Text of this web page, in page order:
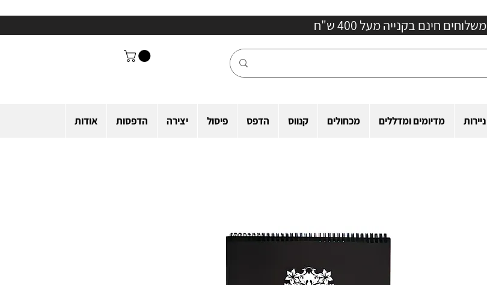
משלוחים חינם בקנייה מעל 400 ש"ח
ניירות מדיומים ומדללים מכחולים קנווס הדפס פיסול יצירה הדפסות אודות